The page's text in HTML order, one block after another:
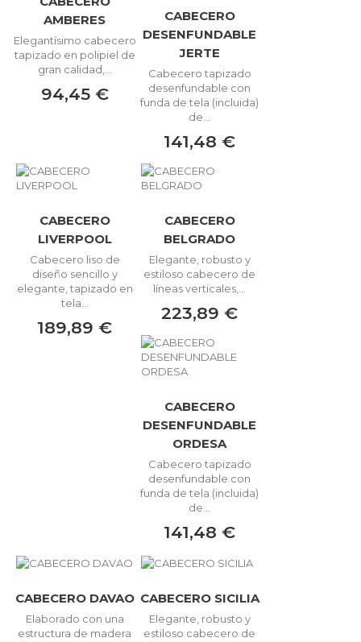
AMBERES
Elegantísimo cabecero
tapizado en polipiel de
gran calidad,...
94,45 €
CABECERO
DESENFUNDABLE
JERTE
Cabecero tapizado
desenfundable con
funda de tela (incluida)
de...
141,48 €
CABECERO
LIVERPOOL
Cabecero liso de
diseño sencillo y
elegante, tapizado en
tela...
189,89 €
CABECERO
BELGRADO
Elegante, robusto y
estiloso cabecero de
líneas verticales,...
223,89 €
CABECERO
DESENFUNDABLE
ORDESA
Cabecero tapizado
desenfundable con
funda de tela (incluida)
de...
141,48 €
CABECERO DAVAO
Elaborado con una
estructura de madera
CABECERO SICILIA
Elegante, robusto y
estiloso cabecero de